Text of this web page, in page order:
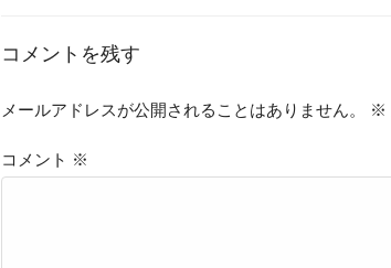
コメントを残す
メールアドレスが公開されることはありません。 ※
コメント ※